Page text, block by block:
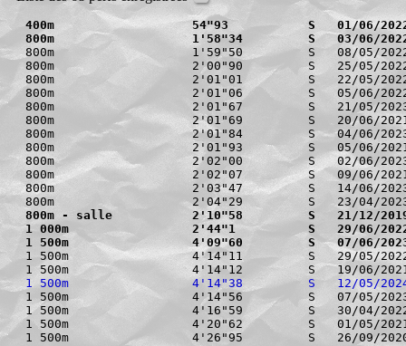
400m                   54"93           S   01/06/2022
800m                   1'58"34         S   03/06/2022
800m                   1'59"50         S   08/05/2022
800m                   2'00"90         S   25/05/2022
800m                   2'01"01         S   22/05/2022
800m                   2'01"06         S   05/06/2022
800m                   2'01"67         S   21/05/2023
800m                   2'01"69         S   20/06/2021
800m                   2'01"84         S   04/06/2023
800m                   2'01"93         S   05/06/2021
800m                   2'02"00         S   02/06/2023
800m                   2'02"07         S   09/06/2021
800m                   2'03"47         S   14/06/2023
800m - salle           2'10"58         S   21/12/2019
1 000m                 2'44"1          S   29/06/2022
1 500m                 4'09"60         S   07/06/2023
1 500m                 4'14"11         S   29/05/2022
1 500m                 4'14"38         S   12/05/2024
1 500m                 4'14"56         S   07/05/2023
1 500m                 4'16"59         S   30/04/2022
1 500m                 4'20"62         S   01/05/2021
1 500m                 4'26"95         S   26/09/2020